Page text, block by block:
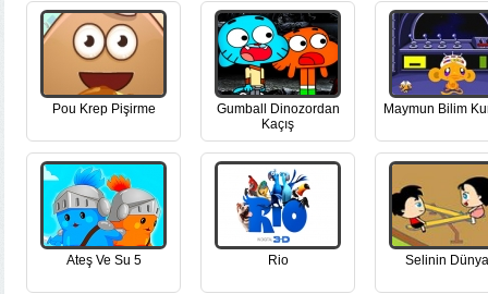
Pou Krep Pişirme
Gumball Dinozordan
Kaçış
Maymun Bilim
Ateş Ve Su 5 Rio Selinin